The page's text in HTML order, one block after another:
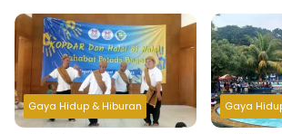
Gaya Hidup & Hiburan Gaya